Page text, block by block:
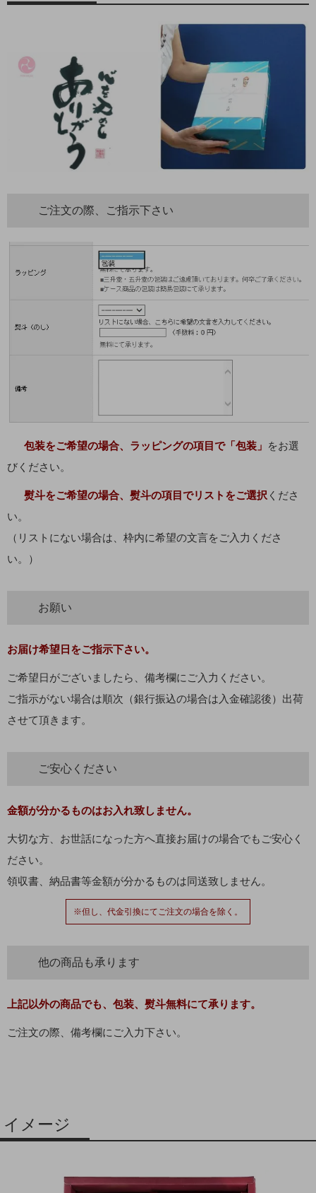
ご注文の際、ご指示下さい
包装をご希望の場合、ラッピングの項目で「包装」 をお選
びください。
熨斗をご希望の場合、熨斗の項目でリストをご選択 くださ
い。
（リストにない場合は、枠内に希望の文言をご入力くださ
い。）
お願い
お届け希望日をご指示下さい。
ご希望日がございましたら、備考欄にご入力ください。
ご指示がない場合は順次（銀行振込の場合は入金確認後）出荷
させて頂きます。
ご安心ください
金額が分かるものはお入れ致しません。
大切な方、お世話になった方へ直接お届けの場合でもご安心く
ださい。
領収書、納品書等金額が分かるものは同送致しません。
※但し、代金引換にてご注文の場合を除く。
他の商品も承ります
上記以外の商品でも、包装、熨斗無料にて承ります。
ご注文の際、備考欄にご入力下さい。
イメージ